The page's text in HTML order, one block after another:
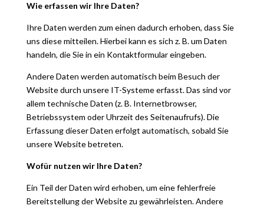
Wie erfassen wir Ihre Daten?
Ihre Daten werden zum einen dadurch erhoben, dass Sie
uns diese mitteilen. Hierbei kann es sich z. B. um Daten
handeln, die Sie in ein Kontaktformular eingeben.
Andere Daten werden automatisch beim Besuch der
Website durch unsere IT-Systeme erfasst. Das sind vor
allem technische Daten (z. B. Internetbrowser,
Betriebssystem oder Uhrzeit des Seitenaufrufs). Die
Erfassung dieser Daten erfolgt automatisch, sobald Sie
unsere Website betreten.
Wofür nutzen wir Ihre Daten?
Ein Teil der Daten wird erhoben, um eine fehlerfreie
Bereitstellung der Website zu gewährleisten. Andere